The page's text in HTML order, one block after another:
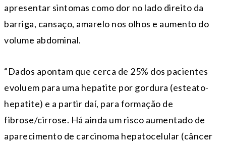
apresentar sintomas como dor no lado direito da
barriga, cansaço, amarelo nos olhos e aumento do
volume abdominal.
“Dados apontam que cerca de 25% dos pacientes
evoluem para uma hepatite por gordura (esteato-
hepatite) e a partir daí, para formação de
fibrose/cirrose. Há ainda um risco aumentado de
aparecimento de carcinoma hepatocelular (câncer